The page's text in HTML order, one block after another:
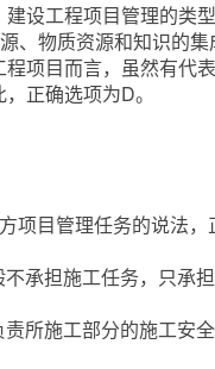
建设工程项目管理的
、物质资源和知识的
项目而言，虽然有代
正确选项为D。
项目管理任务的说法，
承担施工任务，只承
所施工部分的施工安